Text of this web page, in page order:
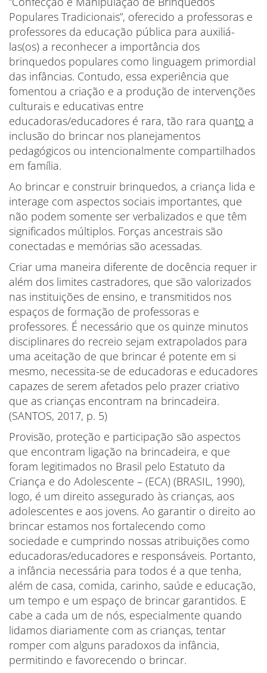
Populares Tradicionais”, oferecido a professoras e
professores da educação pública para auxiliá-
las(os) a reconhecer a importância dos
brinquedos populares como linguagem primordial
das infâncias. Contudo, essa experiência que
fomentou a criação e a produção de intervenções
culturais e educativas entre
educadoras/educadores é rara, tão rara quanto a
inclusão do brincar nos planejamentos
pedagógicos ou intencionalmente compartilhados
em família.
Ao brincar e construir brinquedos, a criança lida e
interage com aspectos sociais importantes, que
não podem somente ser verbalizados e que têm
significados múltiplos. Forças ancestrais são
conectadas e memórias são acessadas.
Criar uma maneira diferente de docência requer ir
além dos limites castradores, que são valorizados
nas instituições de ensino, e transmitidos nos
espaços de formação de professoras e
professores. É necessário que os quinze minutos
disciplinares do recreio sejam extrapolados para
uma aceitação de que brincar é potente em si
mesmo, necessita-se de educadoras e educadores
capazes de serem afetados pelo prazer criativo
que as crianças encontram na brincadeira.
(SANTOS, 2017, p. 5)
Provisão, proteção e participação são aspectos
que encontram ligação na brincadeira, e que
foram legitimados no Brasil pelo Estatuto da
Criança e do Adolescente – (ECA) (BRASIL, 1990),
logo, é um direito assegurado às crianças, aos
adolescentes e aos jovens. Ao garantir o direito ao
brincar estamos nos fortalecendo como
sociedade e cumprindo nossas atribuições como
educadoras/educadores e responsáveis. Portanto,
a infância necessária para todos é a que tenha,
além de casa, comida, carinho, saúde e educação,
um tempo e um espaço de brincar garantidos. E
cabe a cada um de nós, especialmente quando
lidamos diariamente com as crianças, tentar
romper com alguns paradoxos da infância,
permitindo e favorecendo o brincar.